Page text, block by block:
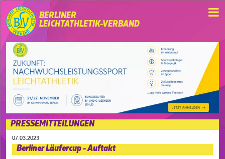
BERLINER
LEICHTATHLETIK-VERBAND
PRESSEMITTEILUNGEN
07.03.2023
Berliner Läufercup - Auftakt